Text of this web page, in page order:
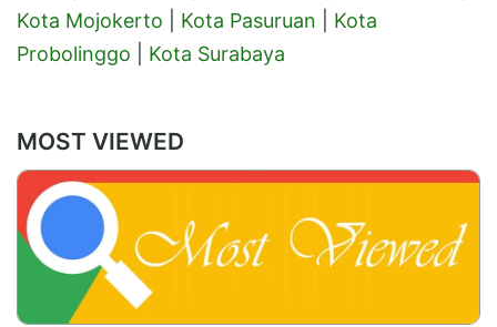
Kota Mojokerto
Kota Pasuruan
Kota
Probolinggo
Kota Surabaya
MOST VIEWED